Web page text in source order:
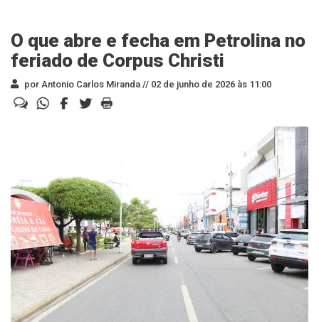
O que abre e fecha em Petrolina no
feriado de Corpus Christi
por Antonio Carlos Miranda // 02 de junho de 2026 às 11:00